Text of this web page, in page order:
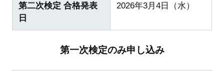
第二次検定 合格発表
日
2026年3月4日（水）
第一次検定のみ申し込み